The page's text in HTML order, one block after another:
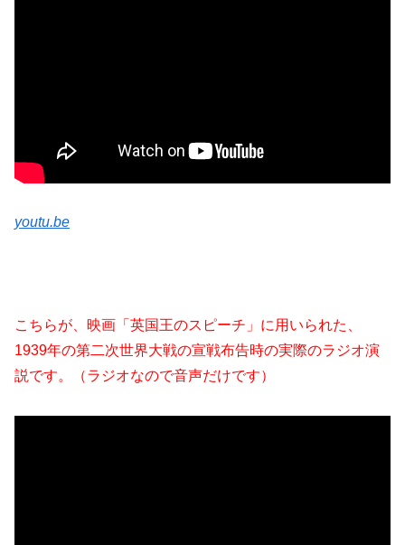
youtu.be
こちらが、映画「英国王のスピーチ」に用いられた、
1939年の第二次世界大戦の宣戦布告時の実際のラジオ演
説です。（ラジオなので音声だけです）